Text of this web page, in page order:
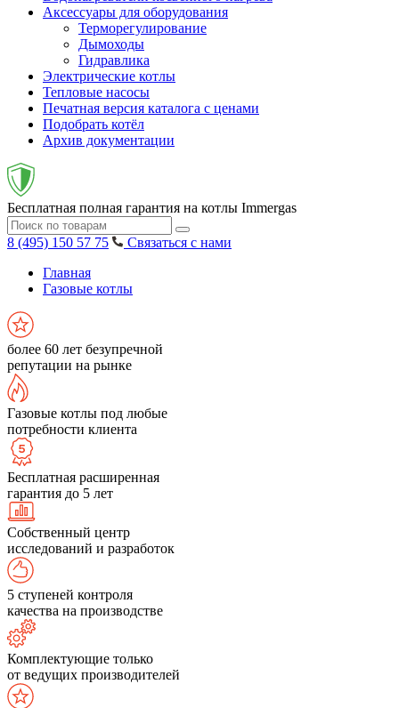
Аксессуары для оборудования
Терморегулирование
Дымоходы
Гидравлика
Электрические котлы
Тепловые насосы
Печатная версия каталога с ценами
Подобрать котёл
Архив документации
Бесплатная полная гарантия на котлы Immergas
8 (495) 150 57 75
Связаться с нами
Главная
Газовые котлы
более 60 лет безупречной
репутации на рынке
Газовые котлы под любые
потребности клиента
Бесплатная расширенная
гарантия до 5 лет
Собственный центр
исследований и разработок
5 ступеней контроля
качества на производстве
Комплектующие только
от ведущих производителей